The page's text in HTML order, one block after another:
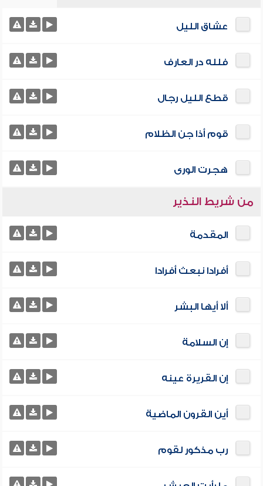
عشاق الليل
فلله در العارف
قطع الليل رجال
قوم أذا جن الظلام
هجرت الورى
من شريط النذير
المقدمة
أفرادا نبعث أفرادا
ألا أيها البشر
إن السلامة
إن القريرة عينه
أين القرون الماضية
رب مذكور لقوم